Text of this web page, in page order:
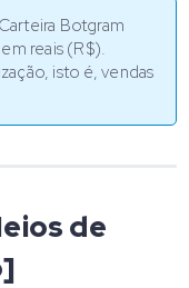
Botgram
reais (R$).
isto é, vendas
de